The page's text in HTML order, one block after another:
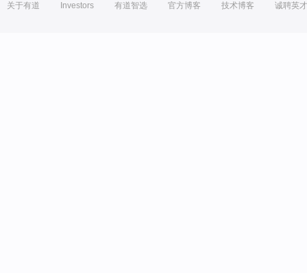
关于有道 Investors 有道智选 官方博客 技术博客 诚聘英才